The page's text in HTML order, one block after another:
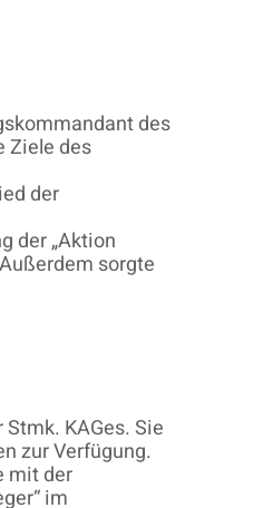
des
Ziele des
der
der „Aktion
sorgte
KAGes. Sie
zur Verfügung.
mit der
im